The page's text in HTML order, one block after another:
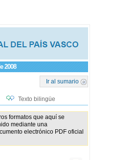
2008
Ir al sumario
Texto bilingüe
formatos que aquí se
mediante una
electrónico PDF oficial